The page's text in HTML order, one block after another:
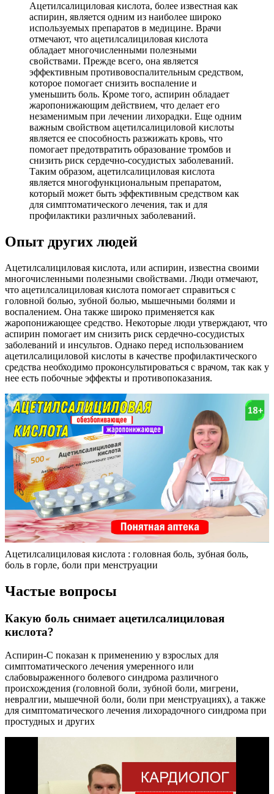
Ацетилсалициловая кислота, более известная как
аспирин, является одним из наиболее широко
используемых препаратов в медицине. Врачи
отмечают, что ацетилсалициловая кислота
обладает многочисленными полезными
свойствами. Прежде всего, она является
эффективным противовоспалительным средством,
которое помогает снизить воспаление и
уменьшить боль. Кроме того, аспирин обладает
жаропонижающим действием, что делает его
незаменимым при лечении лихорадки. Еще одним
важным свойством ацетилсалициловой кислоты
является ее способность разжижать кровь, что
помогает предотвратить образование тромбов и
снизить риск сердечно-сосудистых заболеваний.
Таким образом, ацетилсалициловая кислота
является многофункциональным препаратом,
который может быть эффективным средством как
для симптоматического лечения, так и для
профилактики различных заболеваний.
Опыт других людей
Ацетилсалициловая кислота, или аспирин, известна своими
многочисленными полезными свойствами. Люди отмечают,
что ацетилсалициловая кислота помогает справиться с
головной болью, зубной болью, мышечными болями и
воспалением. Она также широко применяется как
жаропонижающее средство. Некоторые люди утверждают, что
аспирин помогает им снизить риск сердечно-сосудистых
заболеваний и инсультов. Однако перед использованием
ацетилсалициловой кислоты в качестве профилактического
средства необходимо проконсультироваться с врачом, так как у
нее есть побочные эффекты и противопоказания.
Ацетилсалициловая кислота : головная боль, зубная боль,
боль в горле, боли при менструации
Частые вопросы
Какую боль снимает ацетилсалициловая
кислота?
Аспирин-C показан к применению у взрослых для
симптоматического лечения умеренного или
слабовыраженного болевого синдрома различного
происхождения (головной боли, зубной боли, мигрени,
невралгии, мышечной боли, боли при менструациях), а также
для симптоматического лечения лихорадочного синдрома при
простудных и других